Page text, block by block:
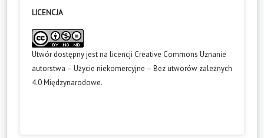
LICENCJA
Utwór dostępny jest na licencji Creative Commons Uznanie
autorstwa – Użycie niekomercyjne – Bez utworów zależnych
4.0 Międzynarodowe.